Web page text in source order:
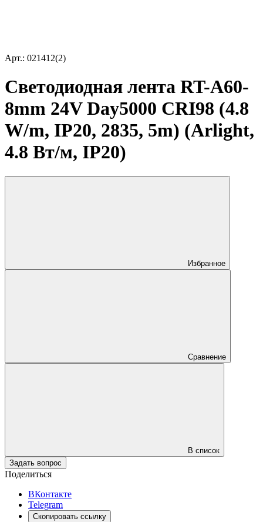
Арт.: 021412(2)
Светодиодная лента RT-A60-
8mm 24V Day5000 CRI98 (4.8
W/m, IP20, 2835, 5m) (Arlight,
4.8 Вт/м, IP20)
Избранное
Сравнение
В список
Задать вопрос
Поделиться
ВКонтакте
Telegram
Скопировать ссылку